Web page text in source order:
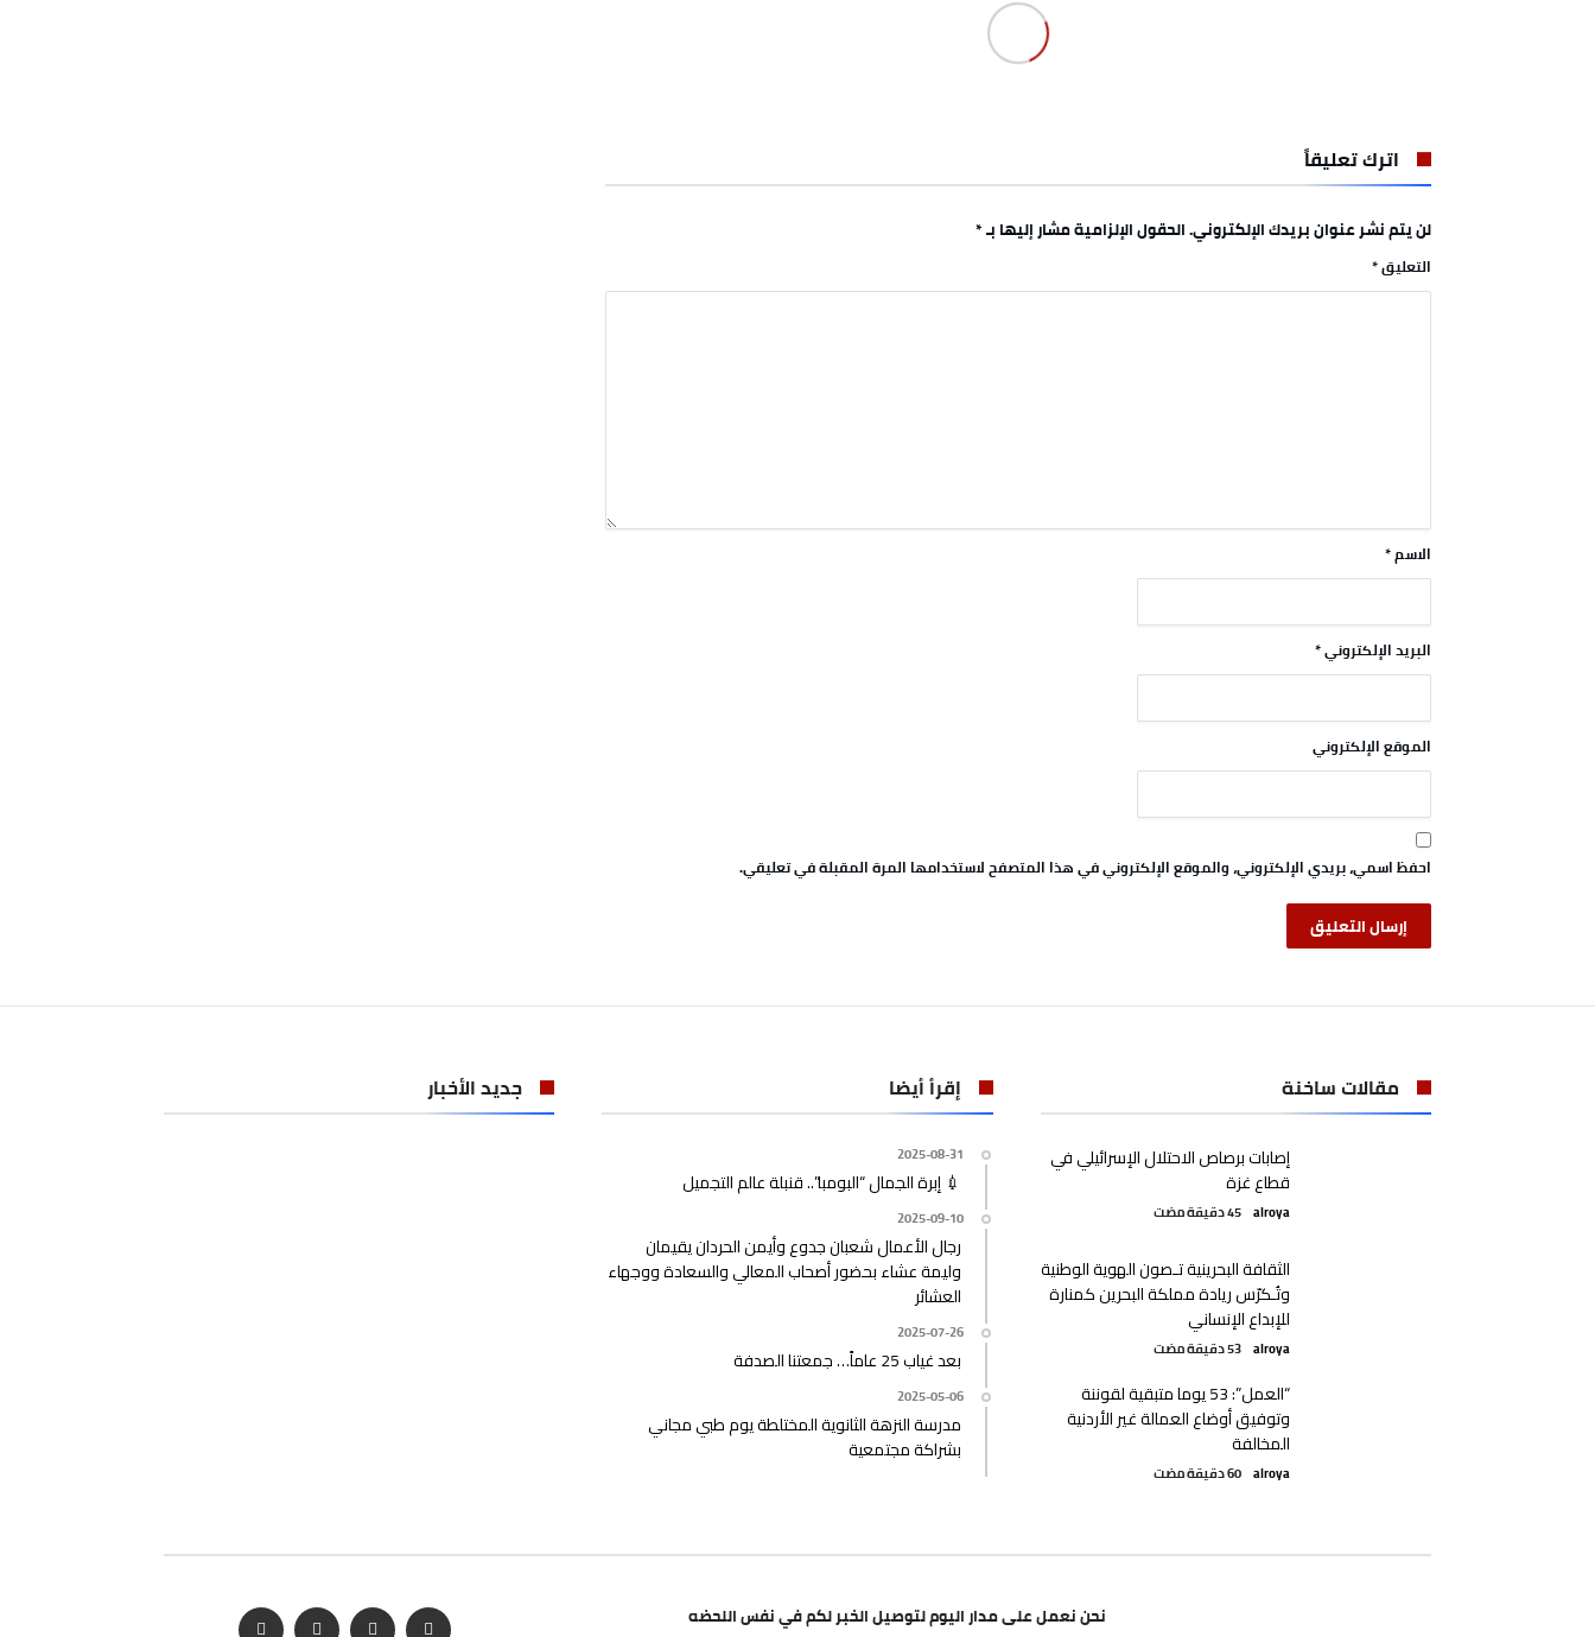
اترك تعليقاً
لن يتم نشر عنوان بريدك الإلكتروني.الحقول الإلزامية مشار إليها بـ*
التعليق*
الاسم*
البريد الإلكتروني*
الموقع الإلكتروني
احفظ اسمي، بريدي الإلكتروني، والموقع الإلكتروني في هذا المتصفح لاستخدامها المرة المقبلة في تعليقي.
مقالات ساخنة
إصابات برصاص الاحتلال الإسرائيلي في
قطاع غزة
alroya
الثقافة البحرينية تـصون الهوية الوطنية
وتُـكرّس ريادة مملكة البحرين كمنارة
للإبداع الإنساني
alroya
“العمل”: 53 يوما متبقية لقوننة
وتوفيق أوضاع العمالة غير الأردنية
المخالفة
alroya
إقرأ أيضا
2025-08-31
💉 إبرة الجمال “البومبا”.. قنبلة عالم التجميل
2025-09-10
رجال الأعمال شعبان جدوع وأيمن الحردان يقيمان
وليمة عشاء بحضور أصحاب المعالي والسعادة ووجهاء
العشائر
2025-07-26
بعد غياب 25 عاماً… جمعتنا الصدفة
2025-05-06
مدرسة النزهة الثانوية المختلطة يوم طبي مجاني
بشراكة مجتمعية
جديد الأخبار
نحن نعمل على مدار اليوم لتوصيل الخبر لكم في نفس اللحضه